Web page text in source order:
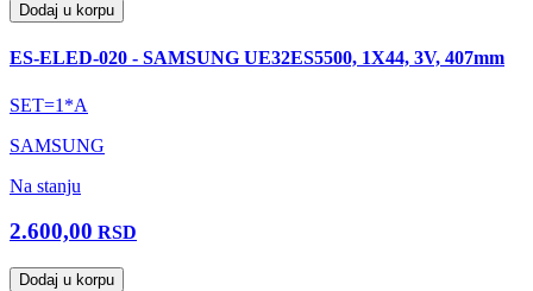
Dodaj u korpu
ES-ELED-020 - SAMSUNG UE32ES5500, 1X44, 3V, 407mm
SET=1*A
SAMSUNG
Na stanju
2.600,00 RSD
Dodaj u korpu